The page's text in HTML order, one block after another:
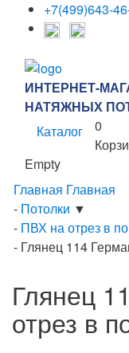
+7(499)643-
ИНТЕРНЕТ-
НАТЯЖНЫХ
Каталог
0
Empty
Главная Главная
- Потолки ▼
- ПВХ на отрез в
- Глянец 114
Глянец
отрез в